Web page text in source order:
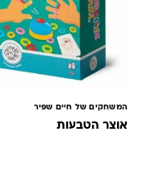
המשחקים של חיים שפיר
אוצר הטבעות